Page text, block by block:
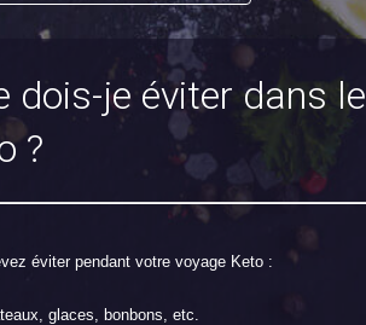
dois-je éviter dans le
?
éviter pendant votre voyage Keto :
glaces, bonbons, etc.